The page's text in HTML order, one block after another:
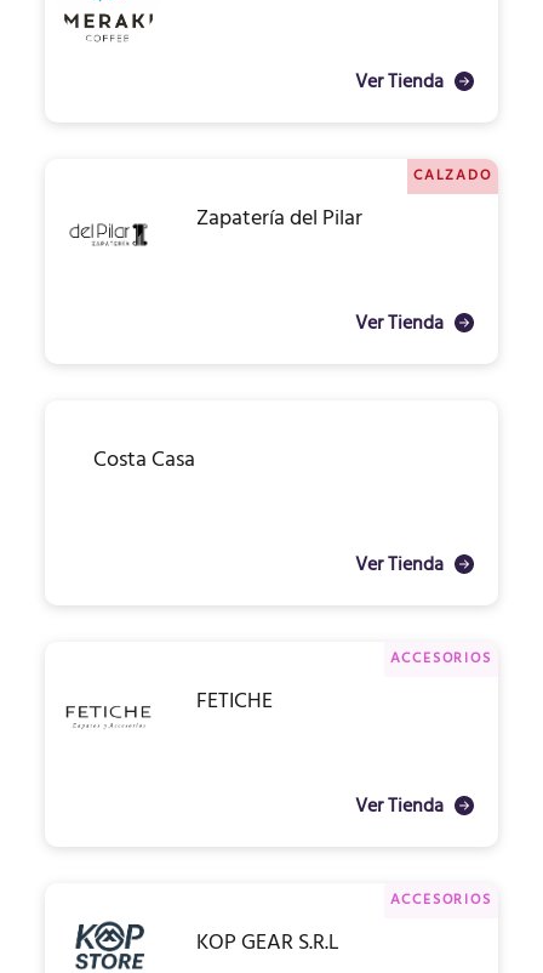
Ver Tienda
CALZADO
Zapatería del Pilar
Ver Tienda
Costa Casa
Ver Tienda
ACCESORIOS
FETICHE
Ver Tienda
ACCESORIOS
KOP GEAR S.R.L